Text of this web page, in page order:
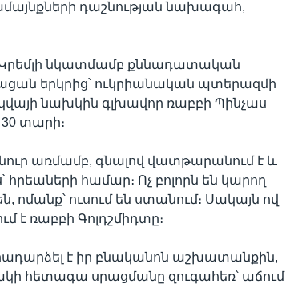
դաշնության նախագահ,
նկատմամբ քննադատական
երկրից՝ ուկրիանական պտերազմի
նախկին գլխավոր ռաբբի Պինչաս
տարի։
առմամբ, գնալով վատթարանում է և
համար։ Ոչ բոլորն են կարող
ոմանք՝ ուսում են ստանում։ Սակայն ով
է ռաբբի Գոլդշմիդտը։
է իր բնականոն աշխատանքին,
հետագա սրացմանը զուգահեռ՝ աճում